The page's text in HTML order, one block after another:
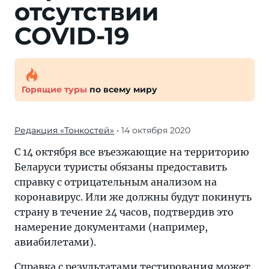
отсутствии
COVID-19
Горящие туры по всему миру
Редакция «Тонкостей» • 14 октября 2020
С 14 октября все въезжающие на территорию
Беларуси туристы обязаны предоставить
справку с отрицательным анализом на
коронавирус. Или же должны будут покинуть
страну в течение 24 часов, подтвердив это
намерение документами (например,
авиабилетами).
Справка с результатами тестирования может